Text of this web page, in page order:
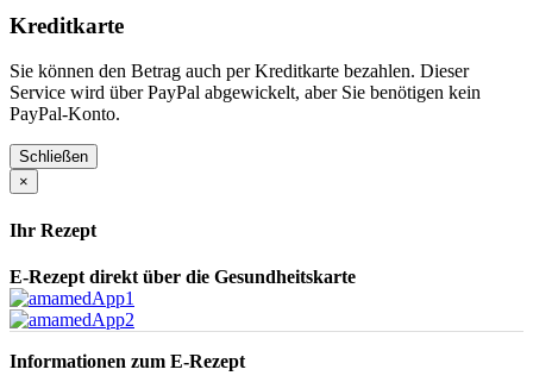
Kreditkarte
Sie können den Betrag auch per Kreditkarte bezahlen. Dieser
Service wird über PayPal abgewickelt, aber Sie benötigen kein
PayPal-Konto.
Schließen
×
Ihr Rezept
E-Rezept direkt über die Gesundheitskarte
Informationen zum E-Rezept